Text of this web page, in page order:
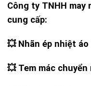
Công ty TNHH may
cung cấp:
💥 Nhãn ép nhiệt áo
💥 Tem mác